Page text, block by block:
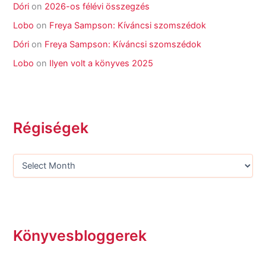
Dóri on 2026-os félévi összegzés
Lobo on Freya Sampson: Kíváncsi szomszédok
Dóri on Freya Sampson: Kíváncsi szomszédok
Lobo on Ilyen volt a könyves 2025
Régiségek
Könyvesbloggerek